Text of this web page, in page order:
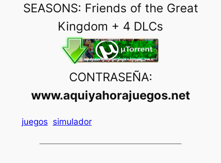
SEASONS: Friends of the Great
Kingdom + 4 DLCs
CONTRASEÑA:
www.aquiyahorajuegos.net
juegos simulador